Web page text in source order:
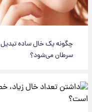
چگونه یک خال ساده تبدیل به
سرطان می‌شود؟